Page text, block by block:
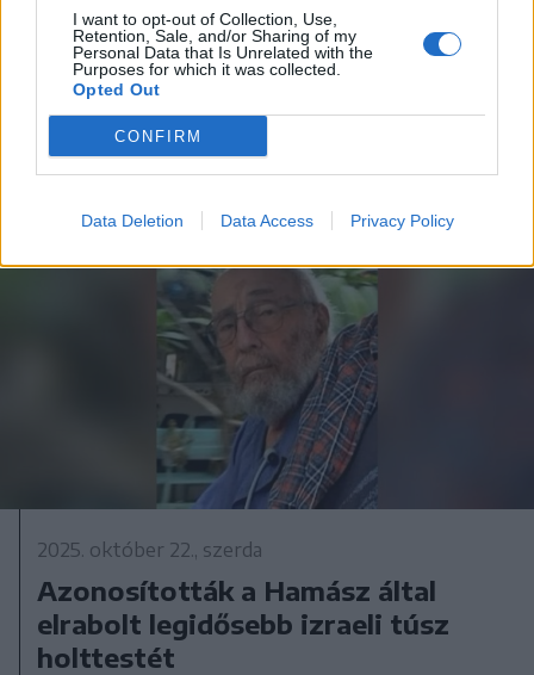
I want to opt-out of Collection, Use,
Retention, Sale, and/or Sharing of my
Personal Data that Is Unrelated with the
Purposes for which it was collected.
Opted Out
CONFIRM
Data Deletion Data Access Privacy Policy
Bíróság: Izraelnek gondoskodnia
kell a gázai civilekről – Vance: le kell
fegyverezni a Hamászt és újjá kell
építeni Gázát
2025. október 22., szerda
Azonosították a Hamász által
elrabolt legidősebb izraeli túsz
holttestét